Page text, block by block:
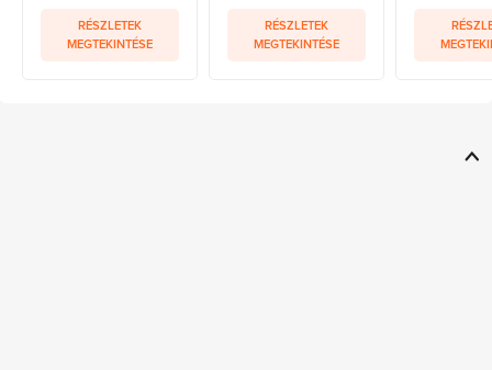
RÉSZLETEK
MEGTEKINTÉSE
RÉSZLETEK
MEGTEKINTÉSE